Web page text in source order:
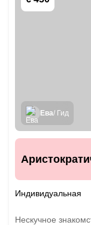
Ева/ Гид
Индивидуальная
Нескучное